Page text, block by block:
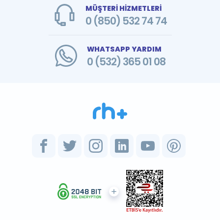
MÜŞTERİ HİZMETLERİ
0 (850) 532 74 74
WHATSAPP YARDIM
0 (532) 365 01 08